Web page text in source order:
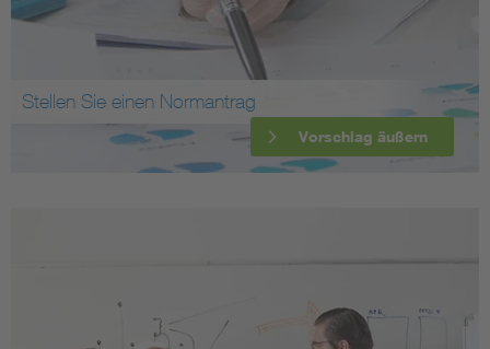
Stellen Sie einen Normantrag
Vorschlag äußern